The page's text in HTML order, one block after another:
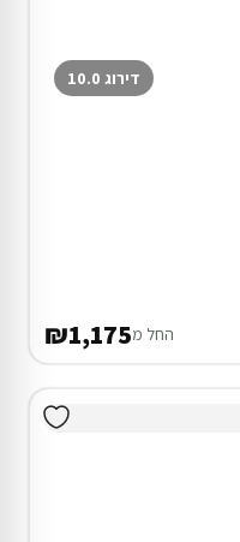
דירוג 10.0
החל מ₪1,175